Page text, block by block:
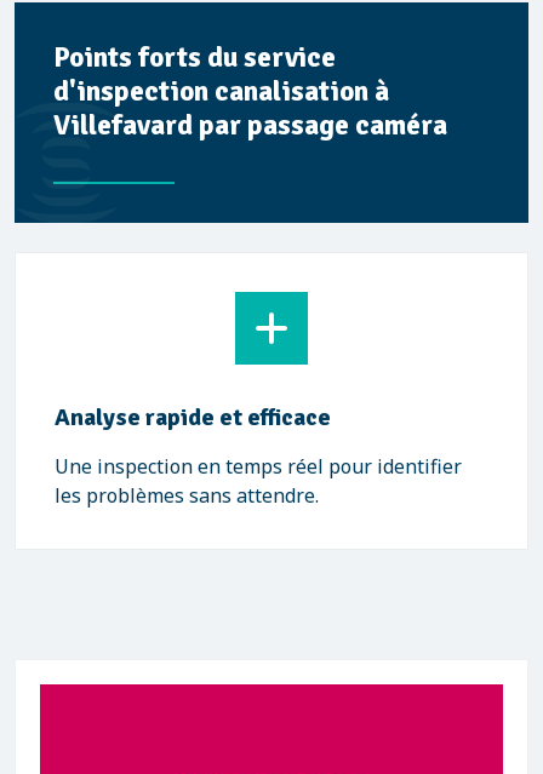
Points forts du service
d'inspection canalisation à
Villefavard par passage caméra
Analyse rapide et efficace
Une inspection en temps réel pour identifier
les problèmes sans attendre.